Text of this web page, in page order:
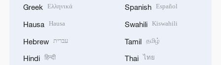
Greek Ελληνικά
Hausa Hausa
Hebrew עברית
Hindi हिन्दी
Spanish Español
Swahili Kiswahili
Tamil தமிழ்
Thai ไทย